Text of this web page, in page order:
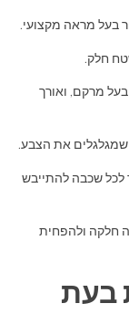
בעל מראה מקצועי.
חלק.
מרקם, ואורך
שמגלגלים את הצבע.
לכל שכבה להתייבש
חלקה ולהפחית
בעת